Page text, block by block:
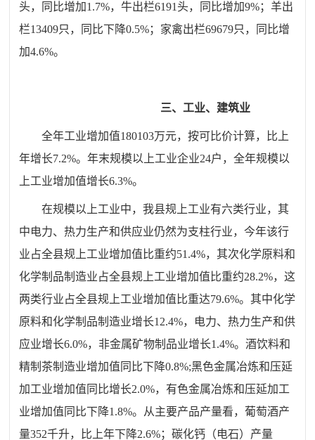
头，同比增加1.7%，牛出栏6191头，同比增加9%；羊出
栏13409只，同比下降0.5%；家禽出栏69679只，同比增
加4.6%。
三、工业、建筑业
全年工业增加值180103万元，按可比价计算，
比上
年增长7.2%。年末规模以上工业企业24户，全年规模以
上工业增加值增长6.3%。
在规模以上工业中，我县规上工业有六类行业，其
中电力、热力生产和供应业仍然为支柱行业，今年该行
业占全县规上工业增加值比重约51.4%，其次化学原料和
化学制品制造业占全县规上工业增加值比重约28.2%，这
两类行业占全县规上工业增加值比重达79.6%。其中化学
原料和化学制品制造业增长12.4%，电力、热力生产和供
应业增长6.0%，非金属矿物制品业增长1.4%。酒饮料和
精制茶制造业增加值同比下降0.8%;黑色金属冶炼和压延
加工业增加值同比增长2.0%，有色金属冶炼和压延加工
业增加值同比下降1.8%。从主要产品产量看，葡萄酒产
量352千升，比上年下降2.6%；碳化钙（电石）产量